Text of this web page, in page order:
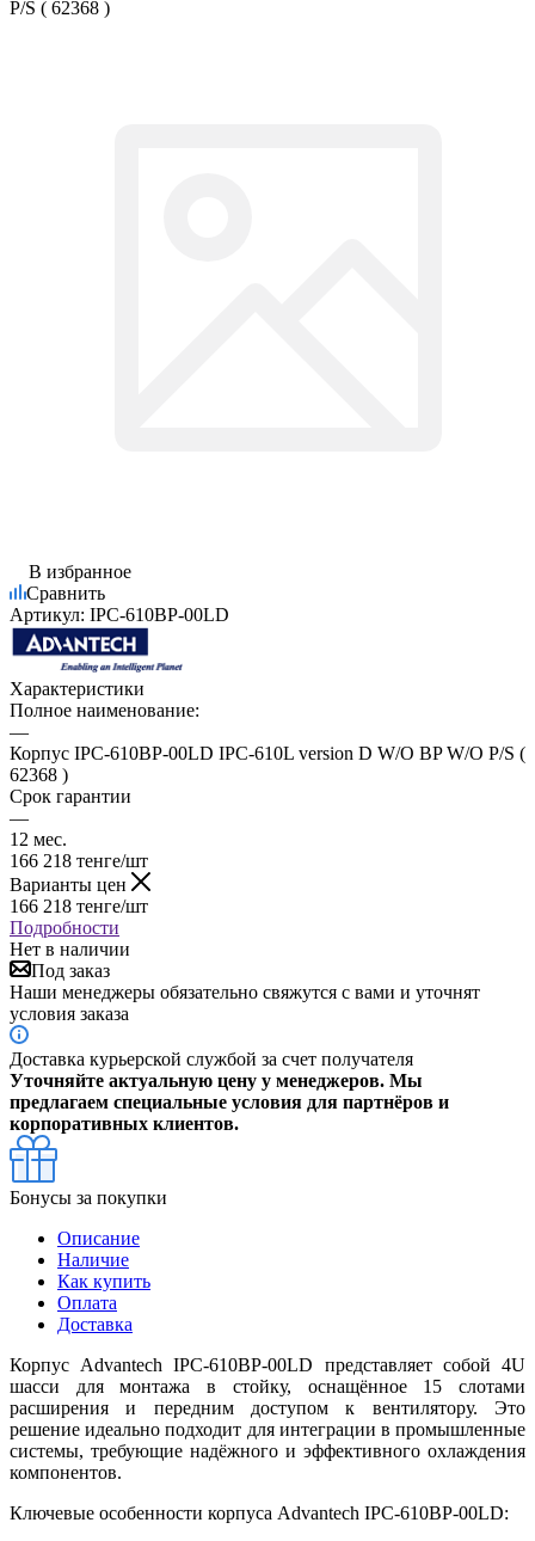
P/S ( 62368 )
В избранное
Сравнить
Артикул: IPC-610BP-00LD
Характеристики
Полное наименование:
—
Корпус IPC-610BP-00LD IPC-610L version D W/O BP W/O P/S (
62368 )
Срок гарантии
—
12 мес.
166 218 тенге/шт
Варианты цен
166 218 тенге/шт
Подробности
Нет в наличии
Под заказ
Наши менеджеры обязательно свяжутся с вами и уточнят
условия заказа
Доставка курьерской службой за счет получателя
Уточняйте актуальную цену у менеджеров. Мы
предлагаем специальные условия для партнёров и
корпоративных клиентов.
Бонусы за покупки
Описание
Наличие
Как купить
Оплата
Доставка
Корпус Advantech IPC-610BP-00LD представляет собой 4U
шасси для монтажа в стойку, оснащённое 15 слотами
расширения и передним доступом к вентилятору. Это
решение идеально подходит для интеграции в промышленные
системы, требующие надёжного и эффективного охлаждения
компонентов.
Ключевые особенности корпуса Advantech IPC-610BP-00LD: